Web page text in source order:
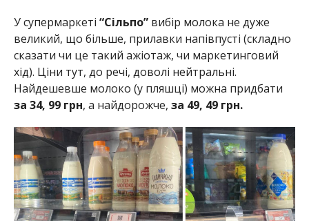
У супермаркеті “Сільпо”вибір молока не дуже
великий, що більше, прилавки напівпусті (складно
сказати чи це такий ажіотаж, чи маркетинговий
хід). Ціни тут, до речі, доволі нейтральні.
Найдешевше молоко (у пляшці) можна придбати
за 34, 99 грн, а найдорожче, за 49, 49 грн.